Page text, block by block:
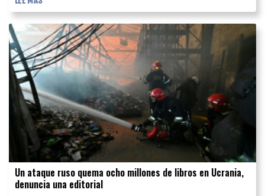
Un ataque ruso quema ocho millones de libros en Ucrania,
denuncia una editorial